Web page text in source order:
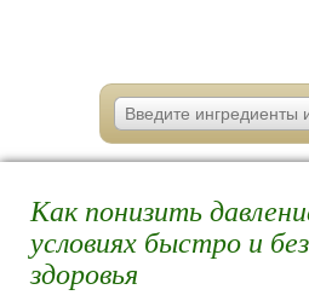
Как понизить
условиях быстро и
здоровья